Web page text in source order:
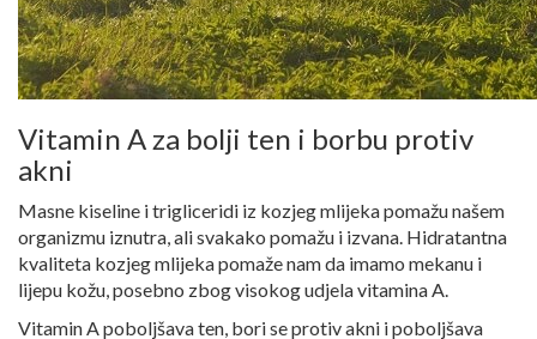
Vitamin A za bolji ten i borbu protiv
akni
Masne kiseline i trigliceridi iz kozjeg mlijeka pomažu našem
organizmu iznutra, ali svakako pomažu i izvana. Hidratantna
kvaliteta kozjeg mlijeka pomaže nam da imamo mekanu i
lijepu kožu, posebno zbog visokog udjela vitamina A.
Vitamin A poboljšava ten, bori se protiv akni i poboljšava